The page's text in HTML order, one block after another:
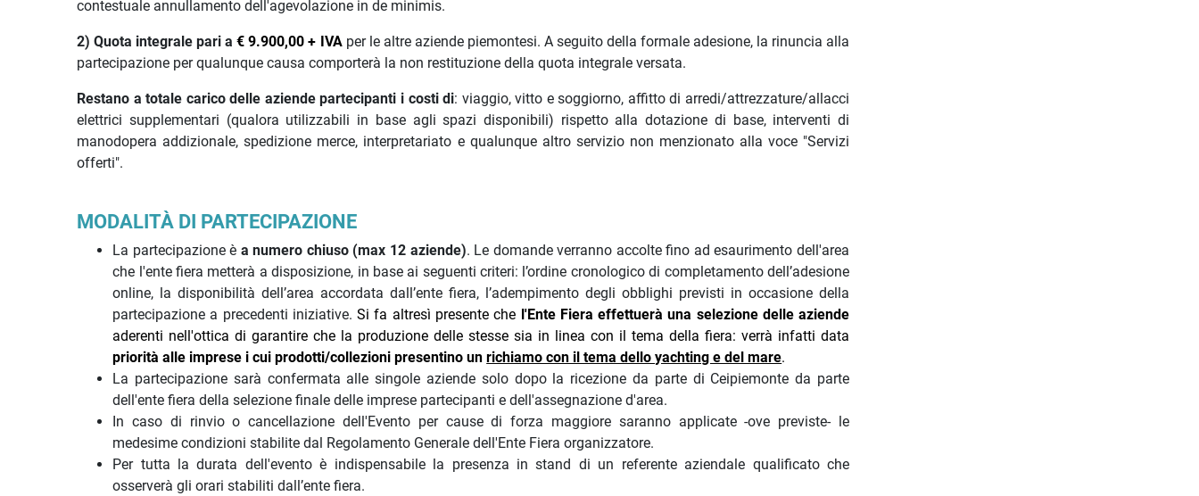
contestuale annullamento dell'agevolazione in de minimis.
2) Quota integrale pari a€ 9.900,00 + IVA per le altre aziende piemontesi. A seguito della formale adesione, la rinuncia alla
partecipazione per qualunque causa comporterà la non restituzione della quota integrale versata.
Restano a totale carico delle aziende partecipanti i costi di: viaggio, vitto e soggiorno, affitto di arredi/attrezzature/allacci
elettrici supplementari (qualora utilizzabili in base agli spazi disponibili) rispetto alla dotazione di base, interventi di
manodopera addizionale, spedizione merce, interpretariato e qualunque altro servizio non menzionato alla voce "Servizi
offerti".
MODALITÀ DI PARTECIPAZIONE
La partecipazione è a numero chiuso (max 12 aziende). Le domande verranno accolte fino ad esaurimento dell'area
che l'ente fiera metterà a disposizione, in base ai seguenti criteri: l’ordine cronologico di completamento dell’adesione
online, la disponibilità dell’area accordata dall’ente fiera, l’adempimento degli obblighi previsti in occasione della
partecipazione a precedenti iniziative.Si fa altresì presente che l'Ente Fiera effettuerà una selezione delle aziende
aderenti nell'ottica di garantire che la produzione delle stesse sia in linea con il tema della fiera: verrà infatti data
priorità alle imprese i cui prodotti/collezioni presentino unrichiamo con il tema dello yachting e del mare.
La partecipazione sarà confermata alle singole aziende solo dopo la ricezione da parte di Ceipiemonte da parte
dell'ente fiera della selezione finale delle imprese partecipanti e dell'assegnazione d'area.
In caso di rinvio o cancellazione dell'Evento per cause di forza maggiore saranno applicate -ove previste- le
medesime condizioni stabilite dal Regolamento Generale dell'Ente Fiera organizzatore.
Per tutta la durata dell'evento è indispensabile la presenza in stand di un referente aziendale qualificato che
osserverà gli orari stabiliti dall’ente fiera.